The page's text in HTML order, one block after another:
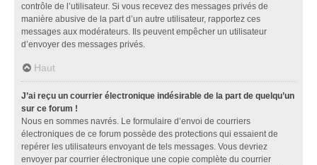
contrôle de l’utilisateur. Si vous recevez des messages privés de
manière abusive de la part d’un autre utilisateur, rapportez ces
messages aux modérateurs. Ils peuvent empêcher un utilisateur
d’envoyer des messages privés.
Haut
J’ai reçu un courrier électronique indésirable de la part de quelqu’un
sur ce forum !
Nous en sommes navrés. Le formulaire d’envoi de courriers
électroniques de ce forum possède des protections qui essaient de
repérer les utilisateurs envoyant de tels messages. Vous devriez
envoyer par courrier électronique une copie complète du courrier